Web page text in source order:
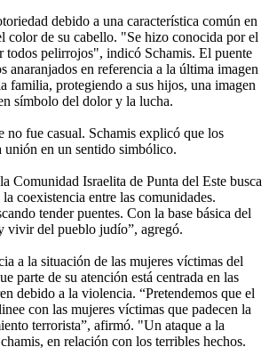
debido a una característica común en
color de su cabello. "Se hizo conocida por el
todos pelirrojos", indicó Schamis. El puente
anaranjados en referencia a la última imagen
familia, protegiendo a sus hijos, una imagen
símbolo del dolor y la lucha.
no fue casual. Schamis explicó que los
unión en un sentido simbólico.
Comunidad Israelita de Punta del Este busca
coexistencia entre las comunidades.
tender puentes. Con la base básica del
vivir del pueblo judío”, agregó.
a la situación de las mujeres víctimas del
parte de su atención está centrada en las
debido a la violencia. “Pretendemos que el
con las mujeres víctimas que padecen la
terrorista”, afirmó. "Un ataque a la
en relación con los terribles hechos.